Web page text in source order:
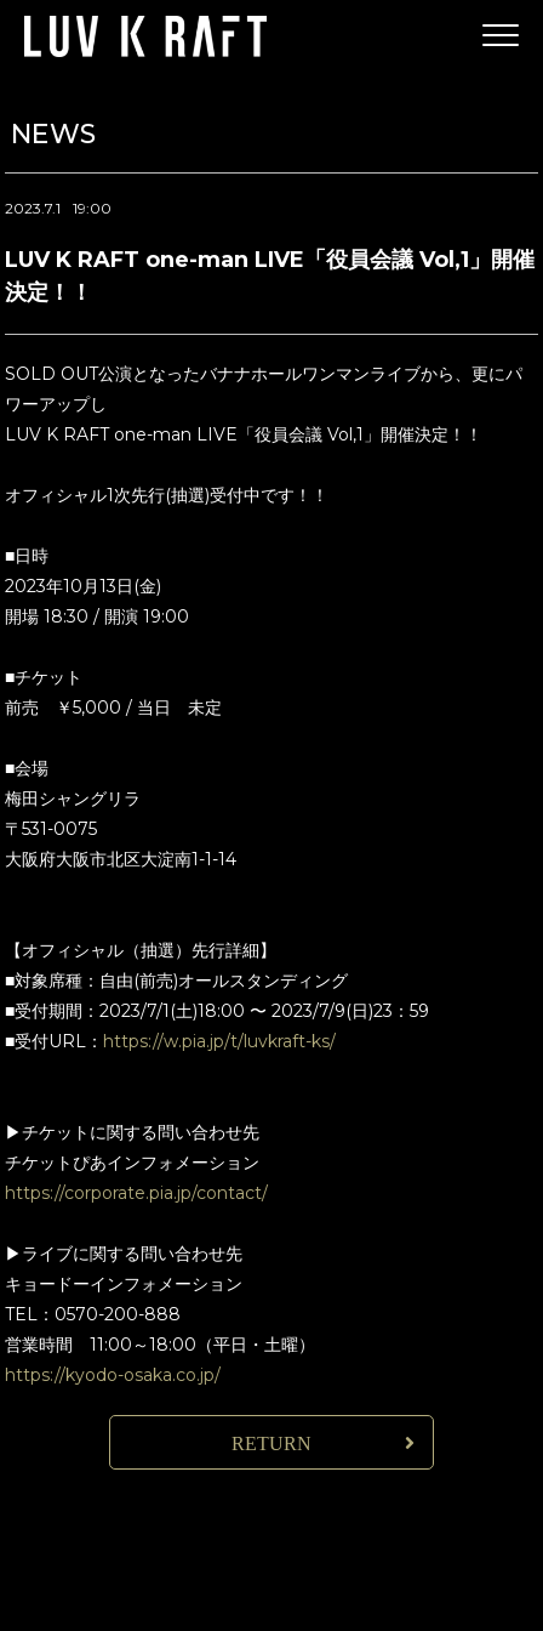
NEWS
2023.7.1 19:00
LUV K RAFT one-man LIVE「役員会議 Vol,1」開催
決定！！
SOLD OUT公演となったバナナホールワンマンライブから、更にパ
ワーアップし
LUV K RAFT one-man LIVE「役員会議 Vol,1」開催決定！！
オフィシャル1次先行(抽選)受付中です！！
■日時
2023年10月13日(金)
開場 18:30 / 開演 19:00
■チケット
前売 ￥5,000 / 当日 未定
■会場
梅田シャングリラ
〒531-0075
大阪府大阪市北区大淀南1-1-14
【オフィシャル（抽選）先行詳細】
■対象席種：自由(前売)オールスタンディング
■受付期間：2023/7/1(土)18:00 〜 2023/7/9(日)23：59
■受付URL： https://w.pia.jp/t/luvkraft-ks/
▶チケットに関する問い合わせ先
チケットぴあインフォメーション
https://corporate.pia.jp/contact/
▶ライブに関する問い合わせ先
キョードーインフォメーション
TEL：0570-200-888
営業時間 11:00～18:00（平日・土曜）
https://kyodo-osaka.co.jp/
RETURN